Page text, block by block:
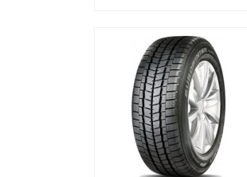
в наличии
0 отзывов